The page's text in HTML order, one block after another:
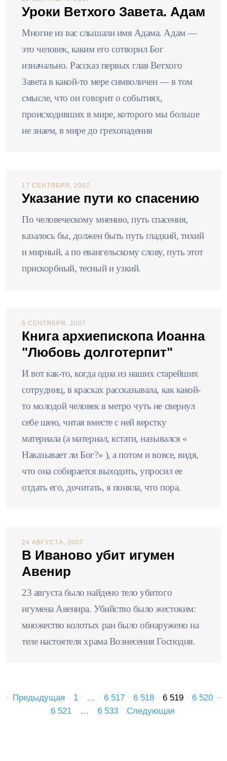
Уроки Ветхого Завета. Адам
Многие из вас слышали имя Адама. Адам —
это человек, каким его сотворил Бог
изначально. Рассказ первых глав Ветхого
Завета в какой-то мере символичен — в том
смысле, что он говорит о событиях,
происходивших в мире, которого мы больше
не знаем, в мире до грехопадения
17 СЕНТЯБРЯ, 2007
Указание пути ко спасению
По человеческому мнению, путь спасения,
казалось бы, должен быть путь гладкий, тихий
и мирный, а по евангельскому слову, путь этот
при­скорбный, тесный и узкий.
5 СЕНТЯБРЯ, 2007
Книга архиепископа Иоанна
"Любовь долготерпит"
И вот как-то, когда одна из наших старейших
сотрудниц, в красках рассказывала, как какой-
то молодой человек в метро чуть не свернул
себе шею, читая вместе с ней верстку
материала (а материал, кстати, назывался «
Наказывает ли Бог?» ), а потом и вовсе, видя,
что она собирается выходить, упросил ее
отдать его, дочитать, я поняла, что пора.
24 АВГУСТА, 2007
В Иваново убит игумен
Авенир
23 августа было найдено тело убитого
игумена Авенира. Убийство было жестоким:
множество колотых ран было обнаружено на
теле настоятеля храма Вознесения Господня.
Предыдущая 1 … 6 517 6 518 6 519
6 520
6 521
… 6 533 Следующая